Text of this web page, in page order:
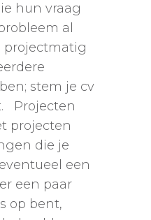
hun vraag
al
projectmatig
stem je cv
Projecten
projecten
die je
een
een paar
op bent,